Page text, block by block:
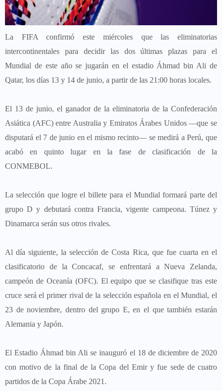
La FIFA confirmó este miércoles que las eliminatorias
intercontinentales para decidir las dos últimas plazas para el
Mundial de este año se jugarán en el estadio Áhmad bin Ali de
Qatar, los días 13 y 14 de junio, a partir de las 21:00 horas locales.
El 13 de junio, el ganador de la eliminatoria de la Confederación
Asiática (AFC) entre Australia y Emiratos Árabes Unidos —que se
disputará el 7 de junio en el mismo recinto— se medirá a Perú, que
acabó en quinto lugar en la fase de clasificación de la
CONMEBOL.
La selección que logre el billete para el Mundial formará parte del
grupo D y debutará contra Francia, vigente campeona. Túnez y
Dinamarca serán sus otros rivales.
Al día siguiente, la selección de Costa Rica, que fue cuarta en el
clasificatorio de la Concacaf, se enfrentará a Nueva Zelanda,
campeón de Oceanía (OFC). El equipo que se clasifique tras este
cruce será el primer rival de la selección española en el Mundial, el
23 de noviembre, dentro del grupo E, en el que también estarán
Alemania y Japón.
El Estadio Áhmad bin Ali se inauguró el 18 de diciembre de 2020
con motivo de la final de la Copa del Emir y fue sede de cuatro
partidos de la Copa Árabe 2021.